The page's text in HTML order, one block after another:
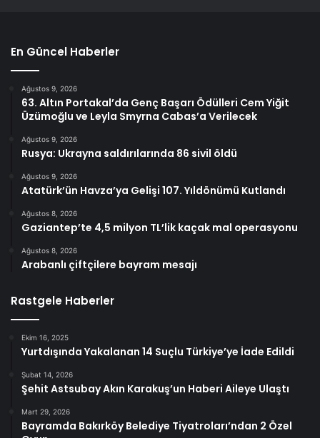
En Güncel Haberler
Ağustos 9, 2026
63. Altın Portakal’da Genç Başarı Ödülleri Cem Yiğit
Üzümoğlu ve Leyla Smyrna Cabas’a Verilecek
Ağustos 9, 2026
Rusya: Ukrayna saldırılarında 86 sivil öldü
Ağustos 9, 2026
Atatürk’ün Havza’ya Gelişi 107. Yıldönümü Kutlandı
Ağustos 8, 2026
Gaziantep’te 4,5 milyon TL’lik kaçak mal operasyonu
Ağustos 8, 2026
Arabanlı çiftçilere bayram mesajı
Rastgele Haberler
Ekim 16, 2025
Yurtdışında Yakalanan 14 Suçlu Türkiye’ye İade Edildi
Şubat 14, 2026
Şehit Astsubay Akın Karakuş’un Haberi Aileye Ulaştı
Mart 29, 2026
Bayramda Bakırköy Belediye Tiyatroları’ndan 2 Özel